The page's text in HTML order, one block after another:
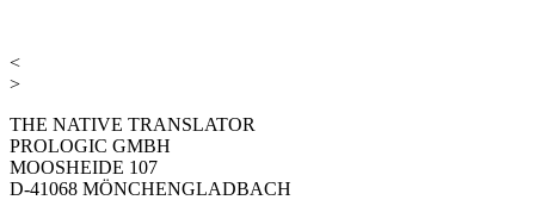
<
>
THE NATIVE TRANSLATOR
PROLOGIC GMBH
MOOSHEIDE 107
D-41068 MÖNCHENGLADBACH